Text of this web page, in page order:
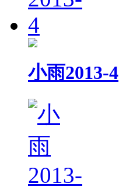
小雨2013-4